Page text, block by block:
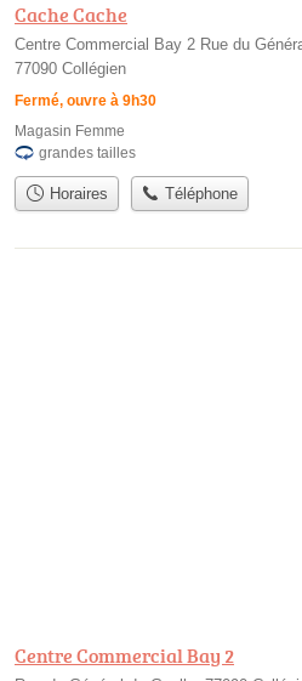
Cache Cache
Centre Commercial Bay 2 Rue du
77090 Collégien
Fermé, ouvre à 9h30
Magasin Femme
grandes tailles
Horaires Téléphone
Centre Commercial Bay 2